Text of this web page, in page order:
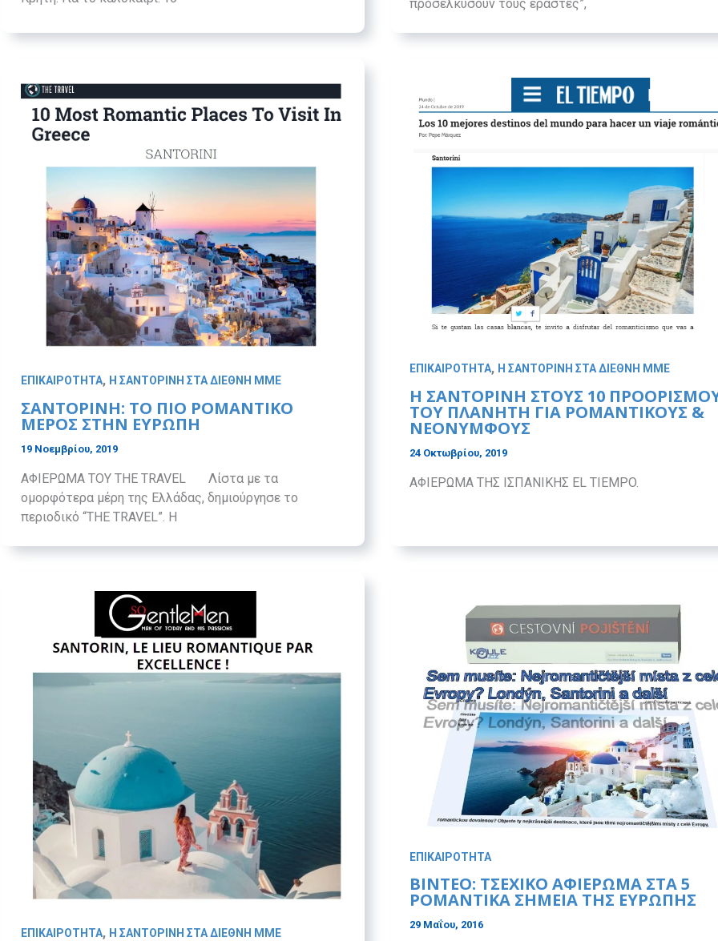
προσελκύσουν τους εραστές”,
ΕΠΙΚΑΙΡΟΤΗΤΑ, Η ΣΑΝΤΟΡΙΝΗ ΣΤΑ ΔΙΕΘΝΗ ΜΜΕ
ΣΑΝΤΟΡΙΝΗ: ΤΟ ΠΙΟ ΡΟΜΑΝΤΙΚΟ
ΜΕΡΟΣ ΣΤΗΝ ΕΥΡΩΠΗ
19 Νοεμβρίου, 2019
ΑΦΙΕΡΩΜΑ ΤΟΥ THE TRAVEL Λίστα με τα
ομορφότερα μέρη της Ελλάδας, δημιούργησε το
περιοδικό “THE TRAVEL”. Η
ΕΠΙΚΑΙΡΟΤΗΤΑ, Η ΣΑΝΤΟΡΙΝΗ ΣΤΑ ΔΙΕΘΝΗ ΜΜΕ
H ΣΑΝΤΟΡΙΝΗ ΣΤΟΥΣ 10
ΤΟΥ ΠΛΑΝΗΤΗ ΓΙΑ ΡΟΜΑΝΤΙΚΟΥΣ &
ΝΕΟΝΥΜΦΟΥΣ
24 Οκτωβρίου, 2019
ΑΦΙΕΡΩΜΑ ΤΗΣ ΙΣΠΑΝΙΚΗΣ EL TIEMPO.
ΕΠΙΚΑΙΡΟΤΗΤΑ, Η ΣΑΝΤΟΡΙΝΗ ΣΤΑ ΔΙΕΘΝΗ ΜΜΕ
ΕΠΙΚΑΙΡΟΤΗΤΑ
ΒΙΝΤΕΟ: ΤΣΕΧΙΚΟ ΑΦΙΕΡΩΜΑ ΣΤΑ 5
ΡΟΜΑΝΤΙΚΑ ΣΗΜΕΙΑ ΤΗΣ ΕΥΡΩΠΗΣ
29 Μαΐου, 2016